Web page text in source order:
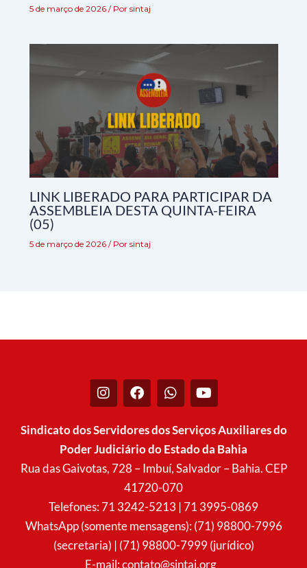
5 de março de 2026 / Por sintaj
LINK LIBERADO PARA PARTICIPAR DA
ASSEMBLEIA DESTA QUINTA-FEIRA
(05)
5 de março de 2026 / Por sintaj
I
n
t
g
r
F
a
e
b
o
o
k
W
h
t
a
p
p
Y
o
t
u
b
e
Sindicato dos Servidores dos Serviços Auxiliares do
Poder Judiciário do Estado da Bahia
Rua das Gaivotas, 728 – Imbuí, Salvador – Bahia. CEP
41720-070
Telefones: 71 3242-5213 | 71 3995-0869
WhatsApp (somente mensagens): (71) 98800-7996
(secretaria) | (71) 98800-7999 (jurídico)
E-mail:contato@sintaj.org